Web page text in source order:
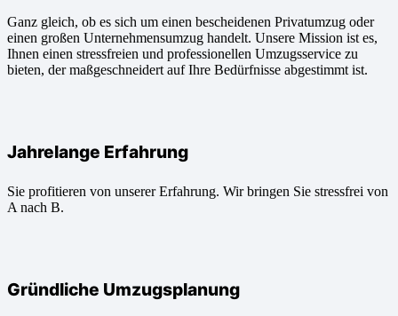
Ganz gleich, ob es sich um einen bescheidenen Privatumzug oder
einen großen Unternehmensumzug handelt. Unsere Mission ist es,
Ihnen einen stressfreien und professionellen Umzugsservice zu
bieten, der maßgeschneidert auf Ihre Bedürfnisse abgestimmt ist.
Jahrelange Erfahrung
Sie profitieren von unserer Erfahrung. Wir bringen Sie stressfrei von
A nach B.
Gründliche Umzugsplanung